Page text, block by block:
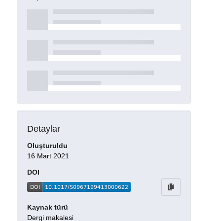
Detaylar
Oluşturuldu
16 Mart 2021
DOI
Kaynak türü
Dergi makalesi